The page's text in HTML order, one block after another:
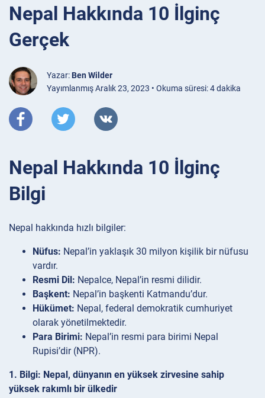
Nepal Hakkında 10 İlginç
Gerçek
Yazar: Ben Wilder
Yayımlanmış Aralık 23, 2023 • Okuma süresi: 4 dakika
Nepal Hakkında 10 İlginç
Bilgi
Nepal hakkında hızlı bilgiler:
Nüfus: Nepal’in yaklaşık 30 milyon kişilik bir nüfusu
vardır.
Resmi Dil: Nepalce, Nepal’in resmi dilidir.
Başkent: Nepal’in başkenti Katmandu’dur.
Hükümet: Nepal, federal demokratik cumhuriyet
olarak yönetilmektedir.
Para Birimi: Nepal’in resmi para birimi Nepal
Rupisi’dir (NPR).
1. Bilgi: Nepal, dünyanın en yüksek zirvesine sahip
yüksek rakımlı bir ülkedir